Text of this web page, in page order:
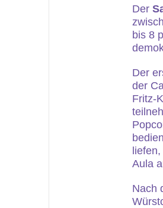
Der
bis 8
Der
der
Fritz-
Aula
Nach